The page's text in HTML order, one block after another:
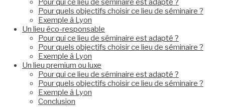
Pour qui ce lieu de séminaire est adapté ?
Pour quels objectifs choisir ce lieu de séminaire ?
Exemple à Lyon
Un lieu éco-responsable
Pour qui ce lieu de séminaire est adapté ?
Pour quels objectifs choisir ce lieu de séminaire ?
Exemple à Lyon
Un lieu premium ou luxe
Pour qui ce lieu de séminaire est adapté ?
Pour quels objectifs choisir ce lieu de séminaire ?
Exemple à Lyon
Conclusion